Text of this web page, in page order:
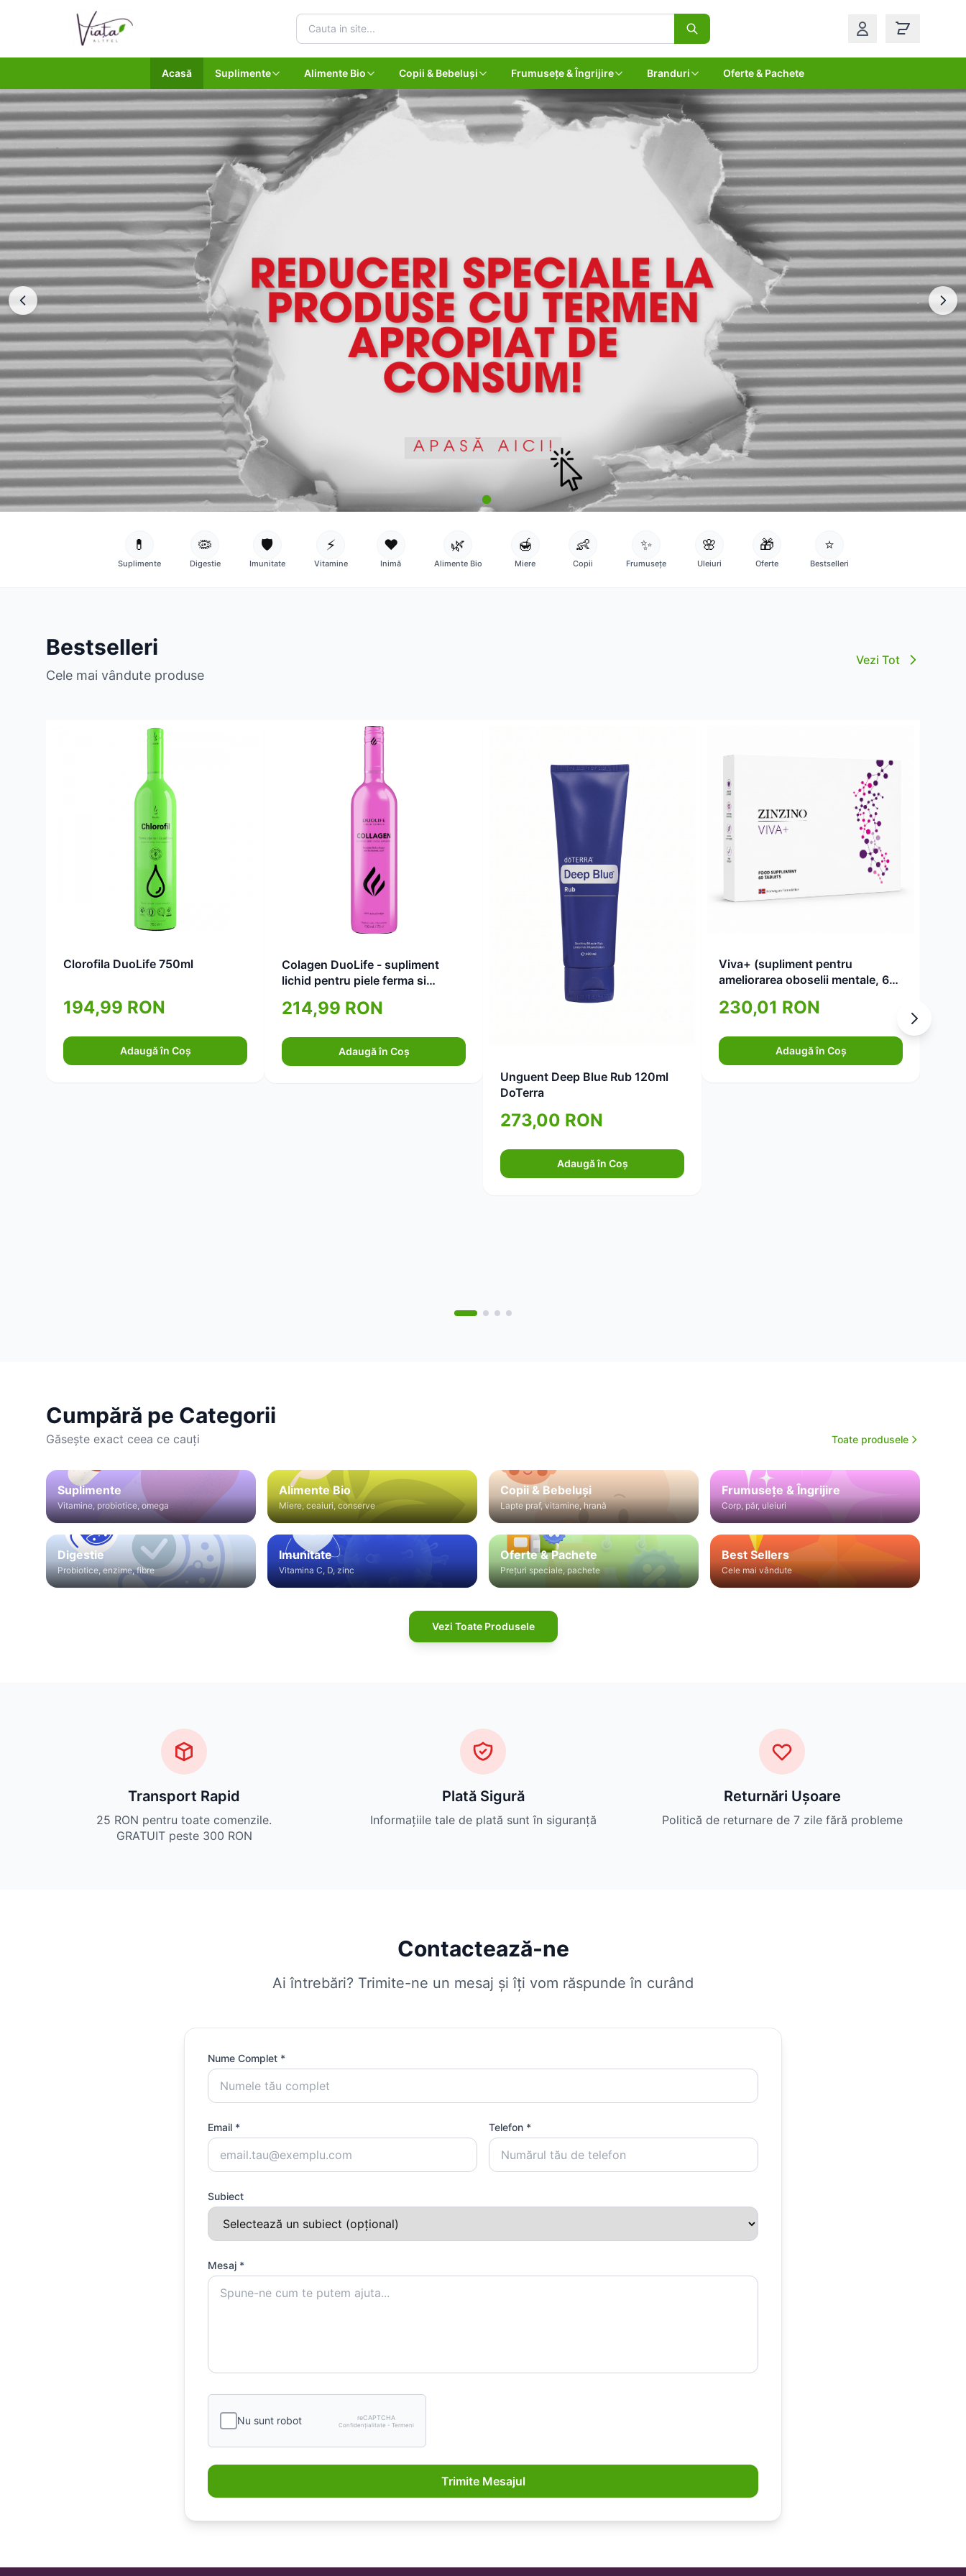
Acasă Suplimente Alimente Bio Copii & Bebeluși Frumusețe & Îngrijire Branduri Oferte & Pachete
💊
Suplimente
🦠
Digestie
🛡️
Imunitate
⚡
Vitamine
❤️
Inimă
🌿
Alimente Bio
🍯
Miere
👶
Copii
✨
Frumusețe
🌸
Uleiuri
🎁
Oferte
⭐
Bestselleri
Bestselleri
Cele mai vândute produse
Vezi Tot
Clorofila DuoLife 750ml
194,99 RON
Adaugă în Coș
Colagen DuoLife - supliment
lichid pentru piele ferma si
214,99 RON
Adaugă în Coș
Unguent Deep Blue Rub 120ml
DoTerra
273,00 RON
Adaugă în Coș
Viva+ (supliment pentru
ameliorarea oboselii mentale, 60
230,01 RON
Adaugă în Coș
Cumpără pe Categorii
Găsește exact ceea ce cauți Toate produsele
Suplimente
Vitamine, probiotice, omega
Alimente Bio
Miere, ceaiuri, conserve
Copii & Bebeluși
Lapte praf, vitamine, hrană
Frumusețe & Îngrijire
Corp, păr, uleiuri
Digestie
Probiotice, enzime, fibre
Imunitate
Vitamina C, D, zinc
Oferte & Pachete
Prețuri speciale, pachete
Best Sellers
Cele mai vândute
Vezi Toate Produsele
Transport Rapid
25 RON pentru toate comenzile.
GRATUIT peste 300 RON
Plată Sigură
Informațiile tale de plată sunt în siguranță
Returnări Ușoare
Politică de returnare de 7 zile fără probleme
Contactează-ne
Ai întrebări? Trimite-ne un mesaj și îți vom răspunde în curând
Nume Complet *
Email * Telefon *
Subiect
Mesaj *
Nu sunt robot reCAPTCHA
Confidențialitate - Termeni
Trimite Mesajul